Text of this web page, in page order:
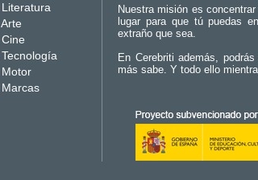
Literatura
Arte
Cine
Tecnología
Motor
Marcas
Nuestra misión es
lugar para que tú puedas
extraño que sea.
En Cerebriti además,
más sabe. Y todo ello